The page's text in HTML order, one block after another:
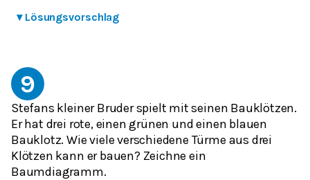
▾ Lösungsvorschlag
9
Stefans kleiner Bruder spielt mit seinen Bauklötzen.
Er hat drei rote, einen grünen und einen blauen
Bauklotz. Wie viele verschiedene Türme aus drei
Klötzen kann er bauen? Zeichne ein
Baumdiagramm.